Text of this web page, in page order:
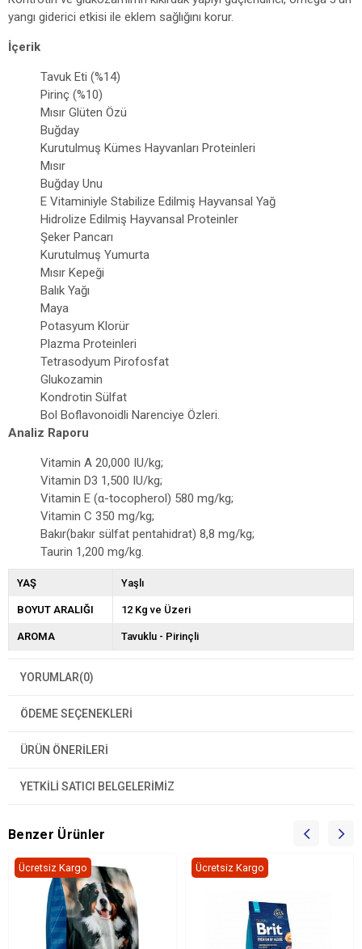
yangı giderici etkisi ile eklem sağlığını korur.
İçerik
Tavuk Eti (%14)
Pirinç (%10)
Mısır Glüten Özü
Buğday
Kurutulmuş Kümes Hayvanları Proteinleri
Mısır
Buğday Unu
E Vitaminiyle Stabilize Edilmiş Hayvansal Yağ
Hidrolize Edilmiş Hayvansal Proteinler
Şeker Pancarı
Kurutulmuş Yumurta
Mısır Kepeği
Balık Yağı
Maya
Potasyum Klorür
Plazma Proteinleri
Tetrasodyum Pirofosfat
Glukozamin
Kondrotin Sülfat
Bol Boflavonoidli Narenciye Özleri.
Analiz Raporu
Vitamin A 20,000 IU/kg;
Vitamin D3 1,500 IU/kg;
Vitamin E (α-tocopherol) 580 mg/kg;
Vitamin C 350 mg/kg;
Bakır(bakır sülfat pentahidrat) 8,8 mg/kg;
Taurin 1,200 mg/kg.
YAŞ Yaşlı
BOYUT ARALIĞI 12 Kg ve Üzeri
AROMA Tavuklu - Pirinçli
YORUMLAR(0)
ÖDEME SEÇENEKLERI
ÜRÜN ÖNERILERI
YETKİLİ SATICI BELGELERİMİZ
Benzer Ürünler
Ücretsiz Kargo Ücretsiz Kargo